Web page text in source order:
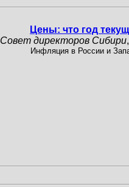
Цены: что год
Совет директоров Сибири
Инфляция в России и